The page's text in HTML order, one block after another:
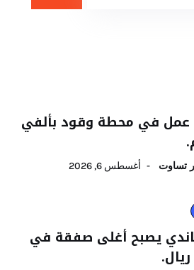
في محطة وقود بألفي
تساوت أغسطس 6, 2026
يصبح أغلى صفقة في